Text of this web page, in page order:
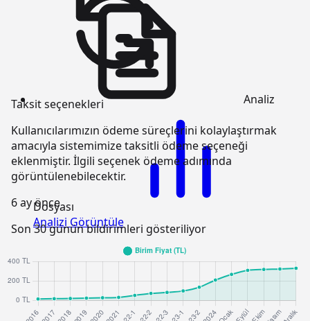
Taksit seçenekleri
Kullanıcılarımızın ödeme süreçlerini kolaylaştırmak
amacıyla sistemimize taksitli ödeme seçeneği
eklenmiştir. İlgili seçenek ödeme adımında
görüntülenebilecektir.
6 ay önce
Son 30 günün bildirimleri gösteriliyor
Analiz
Dosyası
Analizi Görüntüle